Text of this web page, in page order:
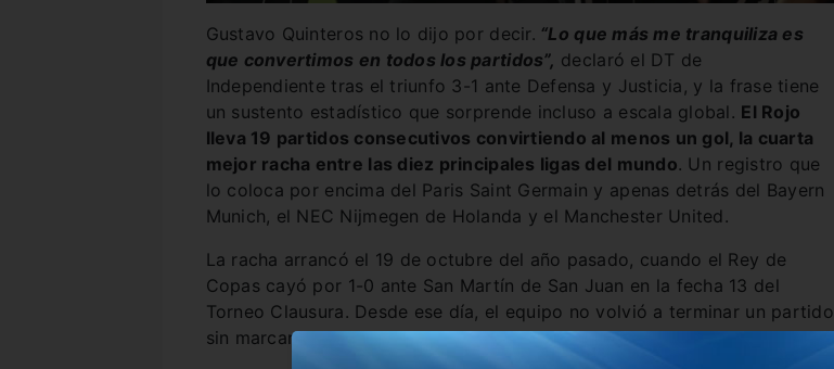
Gustavo Quinteros no lo dijo por decir. “Lo que más me tranquiliza es
que convertimos en todos los partidos”, declaró el DT de
Independiente tras el triunfo 3-1 ante Defensa y Justicia, y la frase tiene
un sustento estadístico que sorprende incluso a escala global. El Rojo
lleva 19 partidos consecutivos convirtiendo al menos un gol, la cuarta
mejor racha entre las diez principales ligas del mundo. Un registro que
lo coloca por encima del Paris Saint Germain y apenas detrás del Bayern
Munich, el NEC Nijmegen de Holanda y el Manchester United.
La racha arrancó el 19 de octubre del año pasado, cuando el Rey de
Copas cayó por 1-0 ante San Martín de San Juan en la fecha 13 del
Torneo Clausura. Desde ese día, el equipo no volvió a terminar un partido
sin marcar.